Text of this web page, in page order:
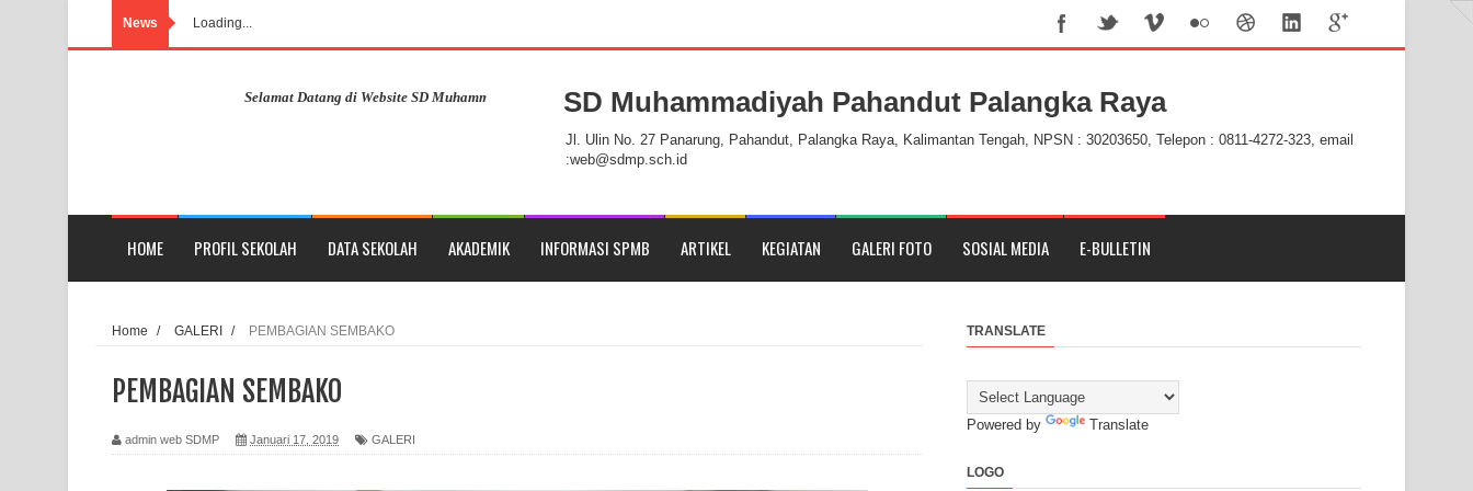
News Loading...
Selamat Datang di Website SD Muhammadiyah Pahandut Palangka RayaSD Muhammadiyah Pahandut Palangka Raya
Jl. Ulin No. 27 Panarung, Pahandut, Palangka Raya, Kalimantan Tengah, NPSN : 30203650, Telepon : 0811-4272-323, email
:web@sdmp.sch.id
HOME PROFIL SEKOLAH DATA SEKOLAH AKADEMIK INFORMASI SPMB ARTIKEL KEGIATAN GALERI FOTO SOSIAL MEDIA E-BULLETIN
Home / GALERI / PEMBAGIAN SEMBAKO
PEMBAGIAN SEMBAKO
admin web SDMP Januari 17, 2019 GALERI
TRANSLATE
Powered by Translate
LOGO